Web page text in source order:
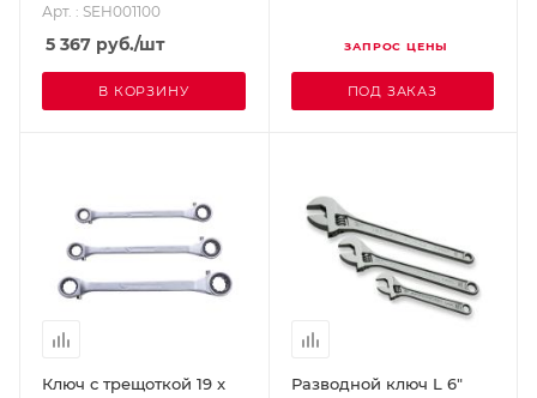
Арт. : SEH001100
5 367 руб./шт
В КОРЗИНУ
ЗАПРОС ЦЕНЫ
ПОД ЗАКАЗ
Ключ с трещоткой 19 x
Разводной ключ L 6"